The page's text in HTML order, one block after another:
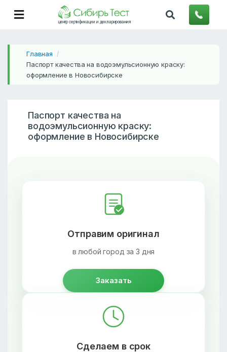
центр сертификации и декларирования
Главная /
Паспорт качества на водоэмульсионную краску:
оформление в Новосибирске
Паспорт качества на
водоэмульсионную краску:
оформление в Новосибирске
Отправим оригинал
в любой город за 3 дня
Заказать
Сделаем в срок